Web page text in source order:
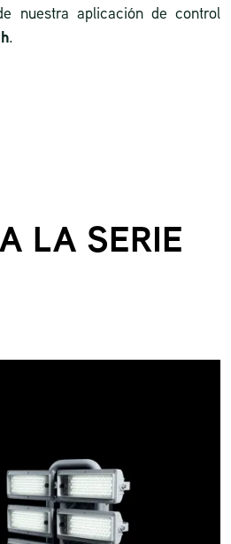
nuestra aplicación de control
.
LA SERIE